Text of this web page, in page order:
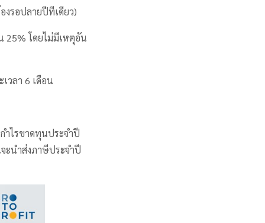
งรอปลายปีทีเดียว)
25% โดยไม่มีเหตุอัน
วลา 6 เดือน
ไรขาดทุนประจำปี
ะนำส่งภาษีประจำปี